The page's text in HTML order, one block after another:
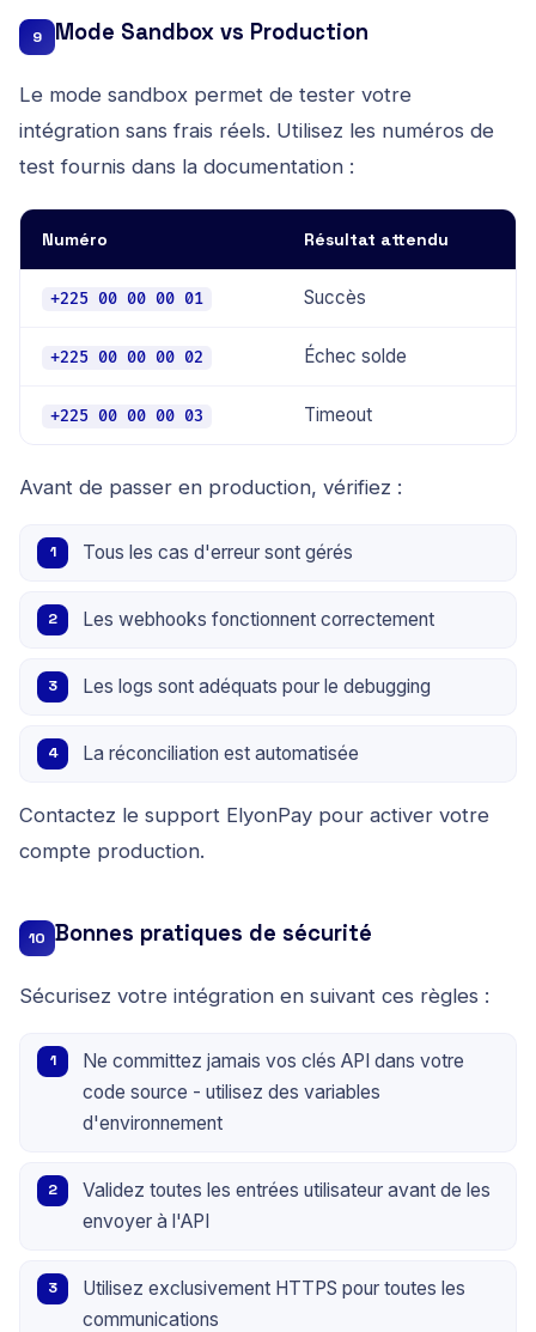
9 Mode Sandbox vs Production
Le mode sandbox permet de tester votre
intégration sans frais réels. Utilisez les numéros de
test fournis dans la documentation :
Numéro Résultat attendu
+225 00 00 00 01 Succès
+225 00 00 00 02 Échec solde
+225 00 00 00 03 Timeout
Avant de passer en production, vérifiez :
Tous les cas d'erreur sont gérés
Les webhooks fonctionnent correctement
Les logs sont adéquats pour le debugging
La réconciliation est automatisée
Contactez le support ElyonPay pour activer votre
compte production.
10 Bonnes pratiques de sécurité
Sécurisez votre intégration en suivant ces règles :
Ne committez jamais vos clés API dans votre
code source - utilisez des variables
d'environnement
Validez toutes les entrées utilisateur avant de les
envoyer à l'API
Utilisez exclusivement HTTPS pour toutes les
communications